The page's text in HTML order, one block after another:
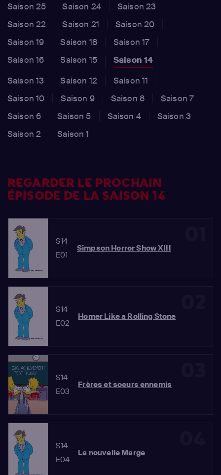
Saison 25
Saison 24
Saison 23
Saison 22
Saison 21
Saison 20
Saison 19
Saison 18
Saison 17
Saison 16
Saison 15
Saison 14
Saison 13
Saison 12
Saison 11
Saison 10
Saison 9 Saison 8
Saison 7
Saison 6
Saison 5 Saison 4
Saison 3
Saison 2
Saison 1
REGARDER LE PROCHAIN
ÉPISODE DE LA SAISON 14
S14
E01
Simpson Horror Show XIII
S14
E02
Homer Like a Rolling Stone
S14
E03
Frères et soeurs ennemis
S14
E04
La nouvelle Marge